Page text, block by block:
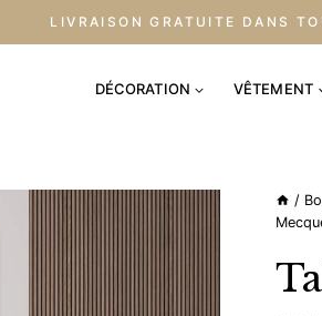
LIVRAISON GRATUITE DANS
DÉCORATION VÊTEMENT
/